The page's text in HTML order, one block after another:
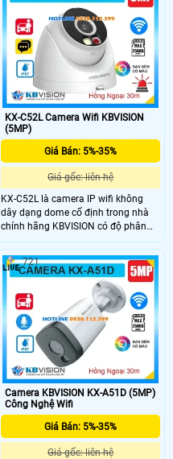
lên đến 256GB và khả năng phân
biệt người và xe chính xác. Với
chuẩn chống bụi nước IP67 và mức
giá rẻ, camera KX-C52D là lựa chọn
lý tưởng cho nhu cầu giám sát an
ninh hiệu quả.
KX-C52L Camera Wifi KBVISION
(5MP)
Giá Bán: 5%-35%
Giá gốc: liên hệ
KX-C52L là camera IP wifi không
dây dạng dome cố định trong nhà
chính hãng KBVISION có độ phân
giải cao lên đến 5MP cùng công
nghệ ánh sáng kép Full Color cho
hình ảnh sắc nét cả ngày lẫn đêm.
Camera tích hợp hồng ngoại 30m,
đàm thoại 2 chiều, khe cắm thẻ nhớ
lên đến 256GB có khả năng phân
biệt người và xe, kèm theo chức
năng báo động đèn và còi hú thông
minh khi phát hiện xâm nhập.
Camera KBVISION KX-A51D (5MP)
Công Nghệ Wifi
Giá Bán: 5%-35%
Giá gốc: liên hệ
721